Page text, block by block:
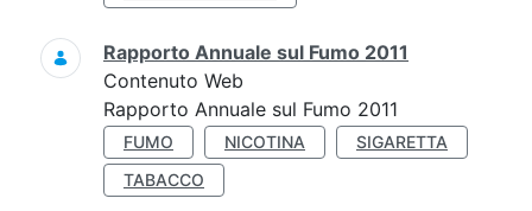
Rapporto Annuale sul Fumo 2011
Contenuto Web
Rapporto Annuale sul Fumo 2011
FUMO NICOTINA
SIGARETTA
TABACCO